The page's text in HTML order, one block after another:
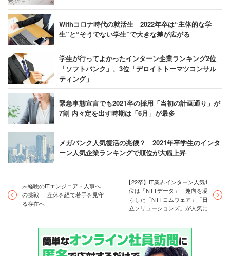
Withコロナ時代の就活生 2022年卒は“主体的な学
生”と“そうでない学生”で大きな差が広がる
学生が行ってよかったインターン企業ランキング2位
「ソフトバンク」、3位「デロイトトーマツコンサル
ティング」
緊急事態宣言でも2021卒の採用「当初の計画通り」が
7割 内々定を出す時期は「6月」が最多
メガバンク人気復活の兆候？ 2021年卒学生のインタ
ーン人気企業ランキングで順位が大幅上昇
未経験のITエンジニア・人事へ
の挑戦──産休を経て若手を見守
る存在へ
【22卒】IT業界インターン人気1
位は「NTTデータ」 趣向を凝
らした「NTTコムウェア」「日
立ソリューションズ」が人気に